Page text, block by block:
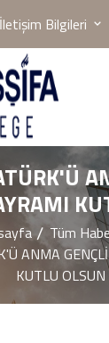
İletişim Bilgileri
Tüm
ANMA
KUTLU OLSUN